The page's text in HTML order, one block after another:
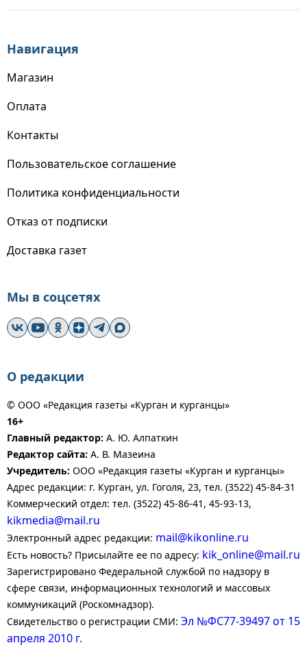
Навигация
Магазин
Оплата
Контакты
Пользовательское соглашение
Политика конфиденциальности
Отказ от подписки
Доставка газет
Мы в соцсетях
О редакции
© ООО «Редакция газеты «Курган и курганцы»
16+
Главный редактор: А. Ю. Алпаткин
Редактор сайта: А. В. Мазеина
Учредитель: ООО «Редакция газеты «Курган и курганцы»
Адрес редакции: г. Курган, ул. Гоголя, 23, тел. (3522) 45-84-31
Коммерческий отдел: тел. (3522) 45-86-41, 45-93-13,
kikmedia@mail.ru
Электронный адрес редакции: mail@kikonline.ru
Есть новость? Присылайте ее по адресу: kik_online@mail.ru
Зарегистрировано Федеральной службой по надзору в
сфере связи, информационных технологий и массовых
коммуникаций (Роскомнадзор).
Свидетельство о регистрации СМИ: Эл №ФС77-39497 от 15
апреля 2010 г.